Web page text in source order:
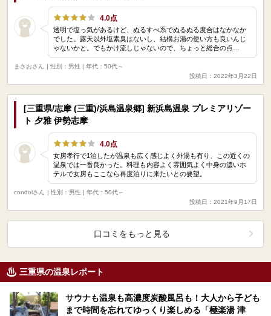
4.0点
透明で塩っ気があるけど、ぬるすべ系でぬるぬる度合はなかなか
でした。露天以外塩素臭はないし、結構お湯の使い方も良いんじ
ゃないかと。でもかけ流しじゃないので、ちょっと総合の点…
まさおさん
| 性別：男性 | 年代：50代～
投稿日：2022年3月22日
[三重県/志摩 (三重)/浜島温泉郷] 新浜島温泉 プレミアリゾー
ト 夕雅 伊勢志摩
4.0点
女房孝行で1泊したが温泉も広く感じよく外湯も有り、この近くの
温泉では一番良かった。料理も内容よく雰囲気よく中身の濃いホ
テルで女房もここなら再度泊りに来たいとの要望。
condolさん
| 性別：男性 | 年代：50代～
投稿日：2021年9月17日
口コミをもっと見る
三重県の温泉レポート
サウナも温泉も高濃度炭酸風呂も！大人から子ども
まで時間を忘れてゆっくり楽しめる「極楽湯 津